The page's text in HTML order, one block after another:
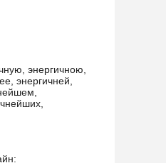
энергичною,
энергичней,